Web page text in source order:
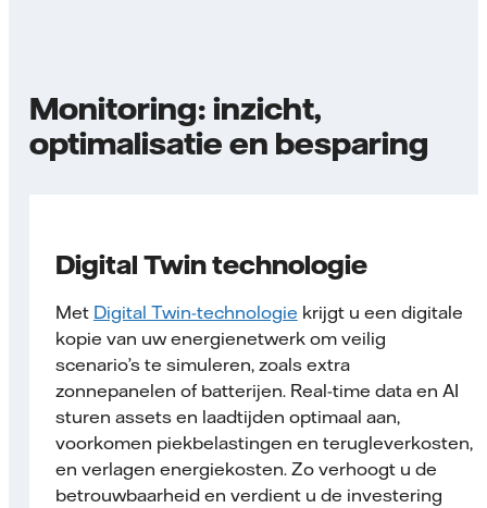
Monitoring: inzicht,
optimalisatie en besparing
Digital Twin technologie
Met Digital Twin-technologie krijgt u een digitale
kopie van uw energienetwerk om veilig
scenario’s te simuleren, zoals extra
zonnepanelen of batterijen. Real-time data en AI
sturen assets en laadtijden optimaal aan,
voorkomen piekbelastingen en terugleverkosten,
en verlagen energiekosten. Zo verhoogt u de
betrouwbaarheid en verdient u de investering